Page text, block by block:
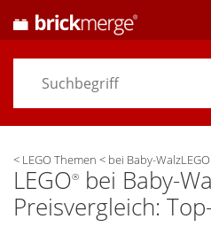
< LEGO Themen < bei Baby-
LEGO®
bei Baby-
Preisvergleich:
Preisvergleich
Themen/ Händler
Alarme& Wunschlisten